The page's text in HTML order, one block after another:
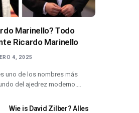
Marinello? Todo
Ricardo Marinello
4, 2025
uno de los nombres más
del ajedrez moderno.…
Wie is David Zilber? Alles